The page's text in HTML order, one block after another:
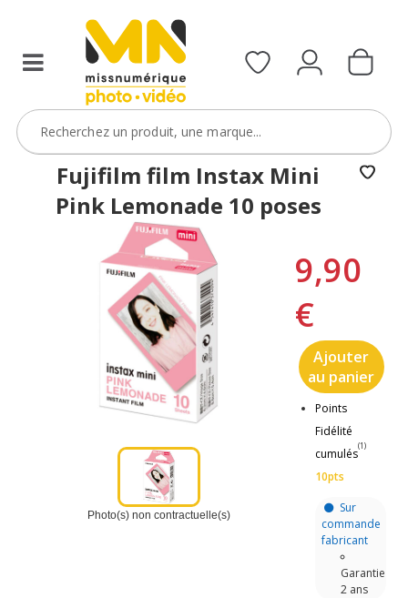
Fujifilm film Instax Mini
Pink Lemonade 10 poses
Photo(s) non contractuelle(s)
9,90
€
Ajouter
au panier
Points
Fidélité
cumulés
(1)
10pts
Sur
commande
fabricant
Garantie
2 ans